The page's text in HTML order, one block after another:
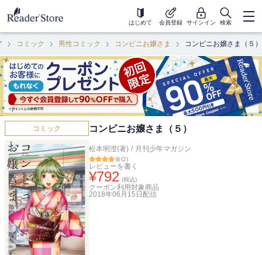
はじめて 会員登録 サインイン 検索
コミック 男性コミック コンビニお嬢さま コンビニお嬢さま（５）
コミック コンビニお嬢さま（５）
松本明澄(著) / 月刊少年マガジン
(2)
レビューを書く
¥792 (税込)
クーポン利用対象商品
2018年06月15日 配信